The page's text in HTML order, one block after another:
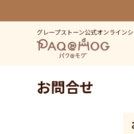
グレープストーン公式オンライン
お問合せ